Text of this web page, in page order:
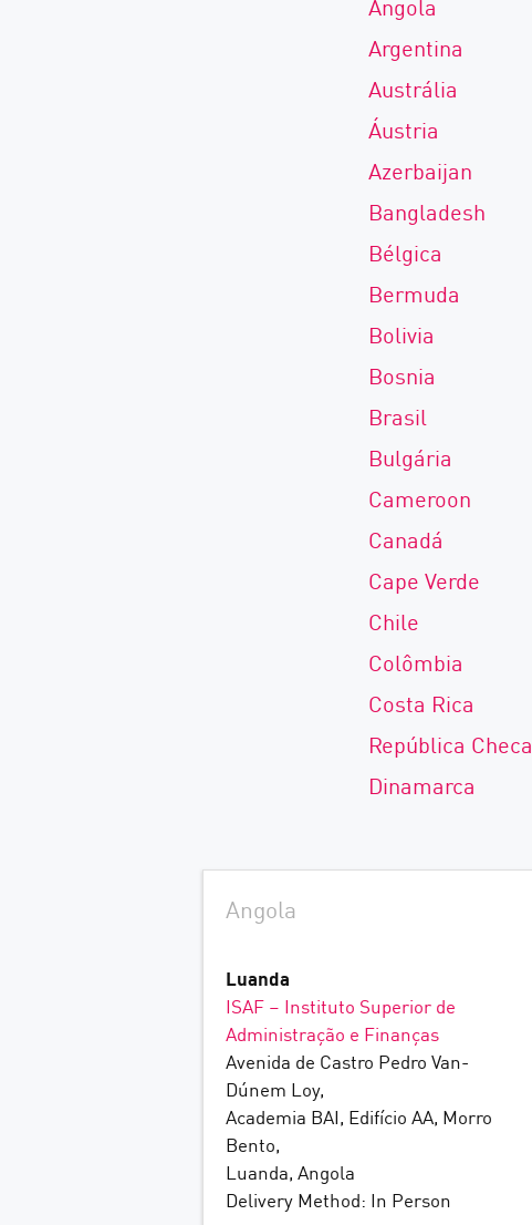
Argentina
Austrália
Áustria
Azerbaijan
Bangladesh
Bélgica
Bermuda
Bolivia
Bosnia
Brasil
Bulgária
Cameroon
Canadá
Cape Verde
Chile
Colômbia
Costa Rica
República Checa
Dinamarca
Angola
Luanda
ISAF – Instituto Superior de
Administração e Finanças
Avenida de Castro Pedro Van-
Dúnem Loy,
Academia BAI, Edifício AA, Morro
Bento,
Luanda, Angola
Delivery Method: In Person